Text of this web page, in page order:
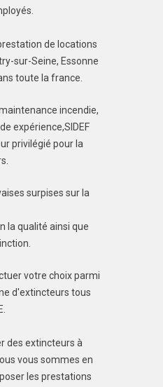
de locations
sur-Seine, Essonne
toute la france.
incendie,
expérience,SIDEF
privilégié pour la
surpises sur la
la qualité ainsi que
votre choix parmi
d'extincteurs tous
des extincteurs à
vous sommes en
les prestations